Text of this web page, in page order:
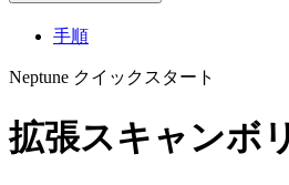
手順
Neptune クイックスタート
拡張スキャンボ